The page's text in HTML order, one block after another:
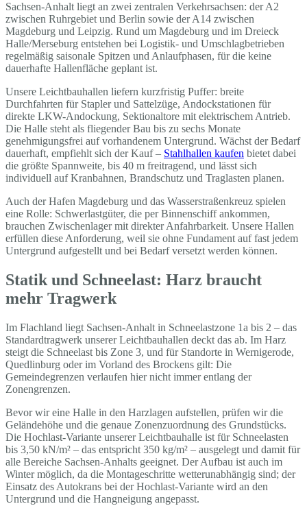
Sachsen-Anhalt liegt an zwei zentralen Verkehrsachsen: der A2
zwischen Ruhrgebiet und Berlin sowie der A14 zwischen
Magdeburg und Leipzig. Rund um Magdeburg und im Dreieck
Halle/Merseburg entstehen bei Logistik- und Umschlagbetrieben
regelmäßig saisonale Spitzen und Anlaufphasen, für die keine
dauerhafte Hallenfläche geplant ist.
Unsere Leichtbauhallen liefern kurzfristig Puffer: breite
Durchfahrten für Stapler und Sattelzüge, Andockstationen für
direkte LKW-Andockung, Sektionaltore mit elektrischem Antrieb.
Die Halle steht als fliegender Bau bis zu sechs Monate
genehmigungsfrei auf vorhandenem Untergrund. Wächst der Bedarf
dauerhaft, empfiehlt sich der Kauf – Stahlhallen kaufen bietet dabei
die größte Spannweite, bis 40 m freitragend, und lässt sich
individuell auf Kranbahnen, Brandschutz und Traglasten planen.
Auch der Hafen Magdeburg und das Wasserstraßenkreuz spielen
eine Rolle: Schwerlastgüter, die per Binnenschiff ankommen,
brauchen Zwischenlager mit direkter Anfahrbarkeit. Unsere Hallen
erfüllen diese Anforderung, weil sie ohne Fundament auf fast jedem
Untergrund aufgestellt und bei Bedarf versetzt werden können.
Statik und Schneelast: Harz braucht
mehr Tragwerk
Im Flachland liegt Sachsen-Anhalt in Schneelastzone 1a bis 2 – das
Standardtragwerk unserer Leichtbauhallen deckt das ab. Im Harz
steigt die Schneelast bis Zone 3, und für Standorte in Wernigerode,
Quedlinburg oder im Vorland des Brockens gilt: Die
Gemeindegrenzen verlaufen hier nicht immer entlang der
Zonengrenzen.
Bevor wir eine Halle in den Harzlagen aufstellen, prüfen wir die
Geländehöhe und die genaue Zonenzuordnung des Grundstücks.
Die Hochlast-Variante unserer Leichtbauhalle ist für Schneelasten
bis 3,50 kN/m² – das entspricht 350 kg/m² – ausgelegt und damit für
alle Bereiche Sachsen-Anhalts geeignet. Der Aufbau ist auch im
Winter möglich, da die Montageschritte wetterunabhängig sind; der
Einsatz des Autokrans bei der Hochlast-Variante wird an den
Untergrund und die Hangneigung angepasst.